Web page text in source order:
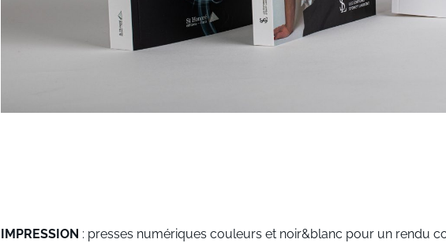
IMPRESSION : presses numériques couleurs et noir&blanc pour un rendu